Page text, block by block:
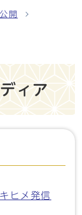
開
ィア
ヒメ発信